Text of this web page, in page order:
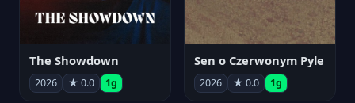
The Showdown
2026 ★ 0.0 1g
Sen o Czerwonym Pyle
2026 ★ 0.0 1g